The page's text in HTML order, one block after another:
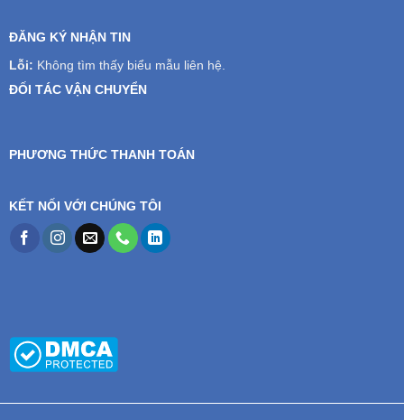
ĐĂNG KÝ NHẬN TIN
Lỗi: Không tìm thấy biểu mẫu liên hệ.
ĐỐI TÁC VẬN CHUYỂN
PHƯƠNG THỨC THANH TOÁN
KẾT NỐI VỚI CHÚNG TÔI